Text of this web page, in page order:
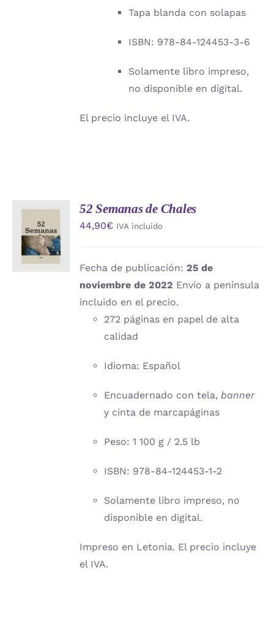
Tapa blanda con solapas
ISBN: 978-84-124453-3-6
Solamente libro impreso,
no disponible en digital.
El precio incluye el IVA.
AL
CARRITO
/
DETALLES
52 Semanas de Chales
44,90€ IVA incluido
Fecha de publicación:25 de
noviembre de 2022 Envío a península
incluido en el precio.
272 páginas en papel de alta
calidad
Idioma: Español
Encuadernado con tela,banner
y cinta de marcapáginas
Peso: 1 100 g / 2.5 lb
ISBN: 978-84-124453-1-2
Solamente libro impreso, no
disponible en digital.
Impreso en Letonia. El precio incluye
el IVA.